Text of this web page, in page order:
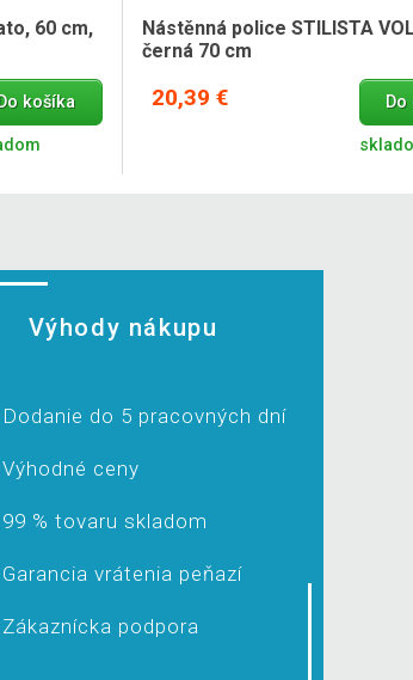
60 cm,
Do košíka
Nástěnná police STILISTA
černá 70 cm
20,39 €
Výhody nákupu
Dodanie do 5 pracovných dní
Výhodné ceny
99 % tovaru skladom
Garancia vrátenia peňazí
Zákaznícka podpora